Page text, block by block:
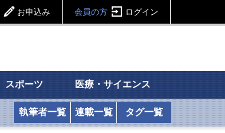
お申込み 会員の方 ログイン
スポーツ 医療・サイエンス
執筆者一覧 連載一覧 タグ一覧